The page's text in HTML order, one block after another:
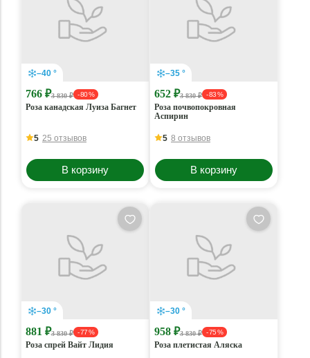
–40 °
766 ₽3 830 ₽ - 80 %
Роза канадская Луиза Багнет
5 25 отзывов
В корзину
–35 °
652 ₽3 830 ₽ - 83 %
Роза почвопокровная
Аспирин
5 8 отзывов
В корзину
–30 °
881 ₽3 830 ₽ - 77 %
Роза спрей Вайт Лидия
–30 °
958 ₽3 830 ₽ - 75 %
Роза плетистая Аляска